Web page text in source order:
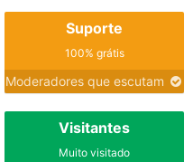
Suporte
100% grátis
Moderadores que escutam
Visitantes
Muito visitado